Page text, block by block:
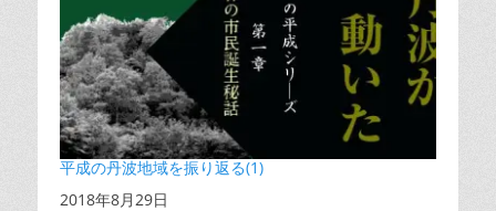
平成の丹波地域を振り返る(1)
日付
2018年8月29日